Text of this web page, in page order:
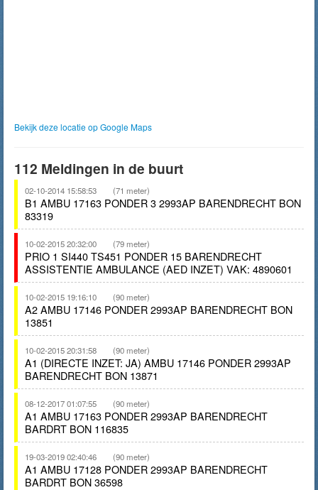
Bekijk deze locatie op Google Maps
112 Meldingen in de buurt
02-10-2014 15:58:53 (71 meter)
B1 AMBU 17163 PONDER 3 2993AP BARENDRECHT BON
83319
10-02-2015 20:32:00 (79 meter)
PRIO 1 SI440 TS451 PONDER 15 BARENDRECHT
ASSISTENTIE AMBULANCE (AED INZET) VAK: 4890601
10-02-2015 19:16:10 (90 meter)
A2 AMBU 17146 PONDER 2993AP BARENDRECHT BON
13851
10-02-2015 20:31:58 (90 meter)
A1 (DIRECTE INZET: JA) AMBU 17146 PONDER 2993AP
BARENDRECHT BON 13871
08-12-2017 01:07:55 (90 meter)
A1 AMBU 17163 PONDER 2993AP BARENDRECHT
BARDRT BON 116835
19-03-2019 02:40:46 (90 meter)
A1 AMBU 17128 PONDER 2993AP BARENDRECHT
BARDRT BON 36598